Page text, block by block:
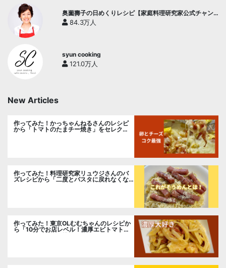
奥薗壽子の日めくりレシピ【家庭料理研究家公式チャン
ネル】
84.3万人
syun cooking
121.0万人
New Articles
作ってみた！かっちゃんねるさんのレシピ
から「トマトのたまチー焼き」をセレク
作ってみた！料理研究家リュウジさんのバ
ズレシピから「二度とパスタに戻れなくな
作ってみた！東京OLむむちゃんのレシピか
ら「10分でお店レベル！濃厚エビトマトク
リームパスタ」に挑戦